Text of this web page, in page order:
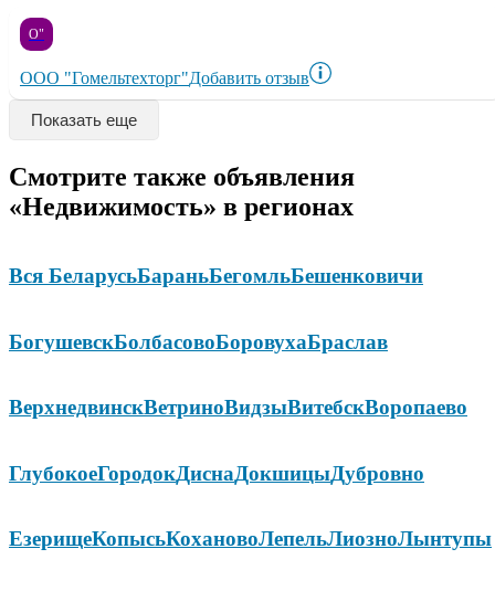
О"
ООО "Гомельтехторг"Добавить отзыв
Показать еще
Смотрите также объявления
«Недвижимость» в регионах
Вся БеларусьБараньБегомльБешенковичи
БогушевскБолбасовоБоровухаБраслав
ВерхнедвинскВетриноВидзыВитебскВоропаево
ГлубокоеГородокДиснаДокшицыДубровно
ЕзерищеКопысьКохановоЛепельЛиозноЛынтупы